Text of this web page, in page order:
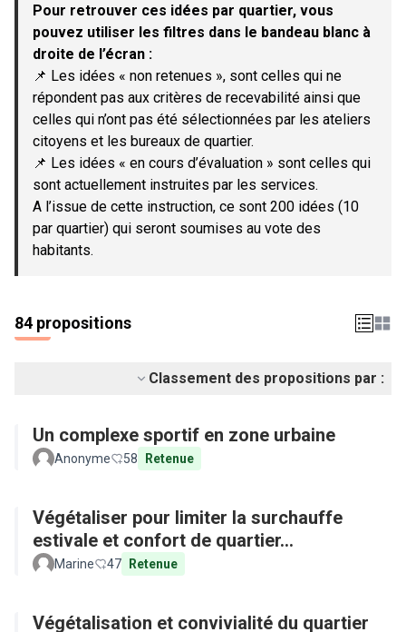
Pour retrouver ces idées par quartier, vous
pouvez utiliser les filtres dans le bandeau blanc à
droite de l’écran :
📌 Les idées « non retenues », sont celles qui ne
répondent pas aux critères de recevabilité ainsi que
celles qui n’ont pas été sélectionnées par les ateliers
citoyens et les bureaux de quartier.
📌 Les idées « en cours d’évaluation » sont celles qui
sont actuellement instruites par les services.
A l’issue de cette instruction, ce sont 200 idées (10
par quartier) qui seront soumises au vote des
habitants.
84 propositions
Classement des propositions par :
Un complexe sportif en zone urbaine
Anonyme 58 Retenue
Végétaliser pour limiter la surchauffe
estivale et confort de quartier...
Marine 47 Retenue
Végétalisation et convivialité du quartier